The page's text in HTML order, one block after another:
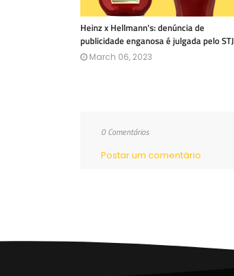
Heinz x Hellmann's: denúncia de
publicidade enganosa é julgada pelo STJ
March 06, 2023
0 Comentários
Postar um comentário